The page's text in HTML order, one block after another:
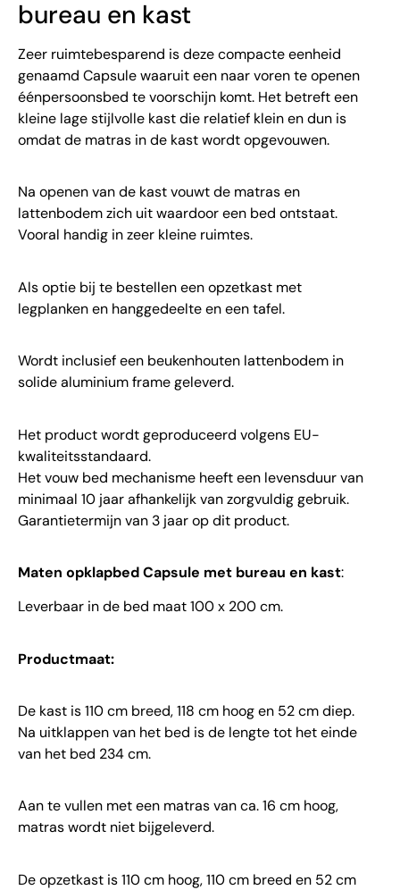
bureau en kast
Zeer ruimtebesparend is deze compacte eenheid
genaamd Capsule waaruit een naar voren te openen
éénpersoonsbed te voorschijn komt. Het betreft een
kleine lage stijlvolle kast die relatief klein en dun is
omdat de matras in de kast wordt opgevouwen.
Na openen van de kast vouwt de matras en
lattenbodem zich uit waardoor een bed ontstaat.
Vooral handig in zeer kleine ruimtes.
Als optie bij te bestellen een opzetkast met
legplanken en hanggedeelte en een tafel.
Wordt inclusief een beukenhouten lattenbodem in
solide aluminium frame geleverd.
Het product wordt geproduceerd volgens EU-
kwaliteitsstandaard.
Het vouw bed mechanisme heeft een levensduur van
minimaal 10 jaar afhankelijk van zorgvuldig gebruik.
Garantietermijn van 3 jaar op dit product.
Maten opklapbed Capsule met bureau en kast:
Leverbaar in de bed maat 100 x 200 cm.
Productmaat:
De kast is 110 cm breed, 118 cm hoog en 52 cm diep.
Na uitklappen van het bed is de lengte tot het einde
van het bed 234 cm.
Aan te vullen met een matras van ca. 16 cm hoog,
matras wordt niet bijgeleverd.
De opzetkast is 110 cm hoog, 110 cm breed en 52 cm